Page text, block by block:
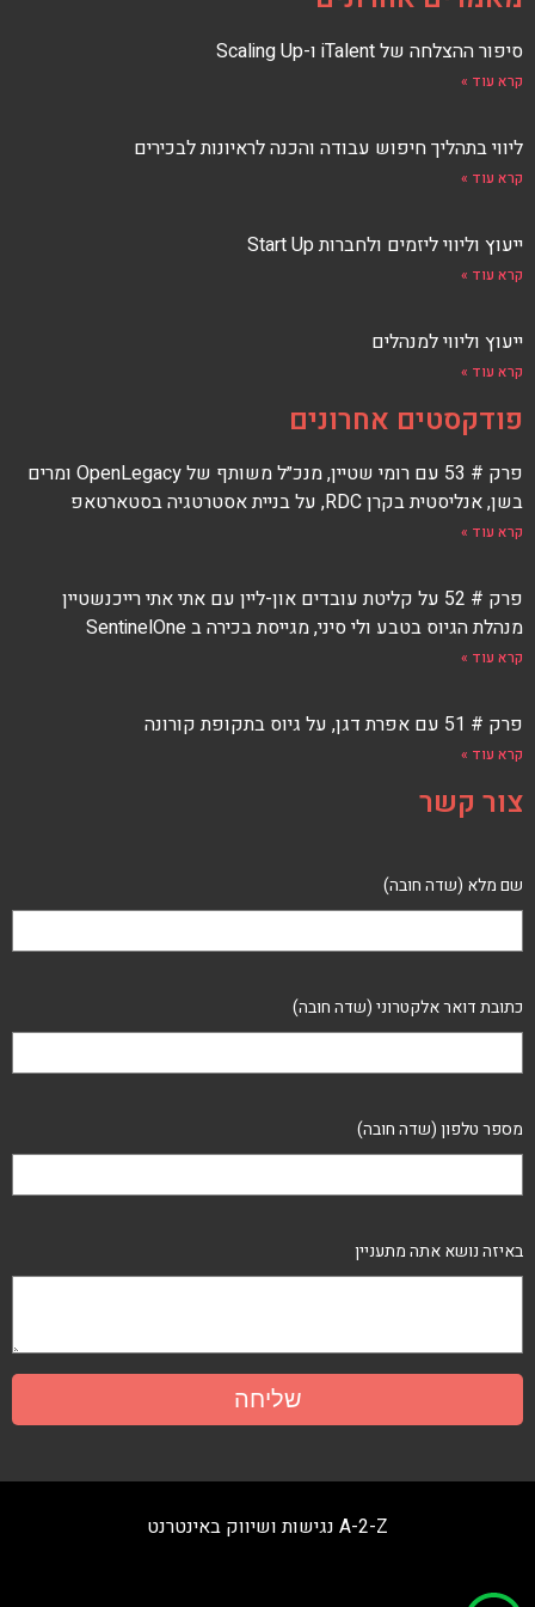
k
סיפור ההצלחה של iTalent ו-Scaling Up
קרא עוד »
ליווי בתהליך חיפוש עבודה והכנה לראיונות לבכירים
קרא עוד »
ייעוץ וליווי ליזמים ולחברות Start Up
קרא עוד »
ייעוץ וליווי למנהלים
קרא עוד »
פודקסטים אחרונים
פרק # 53 עם רומי שטיין, מנכ״ל משותף של OpenLegacy ומרים
בשן, אנליסטית בקרן RDC, על בניית אסטרטגיה בסטארטאפ
קרא עוד »
פרק # 52 על קליטת עובדים און-ליין עם אתי אתי רייכנשטיין
מנהלת הגיוס בטבע ולי סיני, מגייסת בכירה ב SentinelOne
קרא עוד »
פרק # 51 עם אפרת דגן, על גיוס בתקופת קורונה
קרא עוד »
צור קשר
שם מלא (שדה חובה)
כתובת דואר אלקטרוני (שדה חובה)
מספר טלפון (שדה חובה)
באיזה נושא אתה מתעניין
A-2-Z נגישות ושיווק באינטרנט